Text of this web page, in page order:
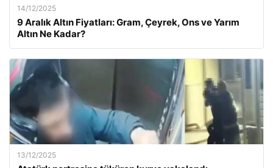
14/12/2025
9 Aralık Altın Fiyatları: Gram, Çeyrek, Ons ve Yarım
Altın Ne Kadar?
13/12/2025